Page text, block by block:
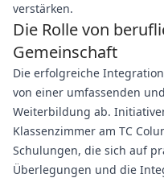
verstärken.
Die Rolle von
Gemeinschaft
Die erfolgreiche
von einer umfassenden
Weiterbildung ab.
Klassenzimmer am TC
Schulungen, die sich auf
Überlegungen und die